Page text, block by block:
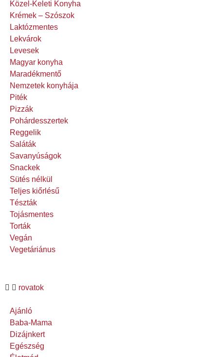
Közel-Keleti Konyha
Krémek – Szószok
Laktózmentes
Lekvárok
Levesek
Magyar konyha
Maradékmentő
Nemzetek konyhája
Piték
Pizzák
Pohárdesszertek
Reggelik
Saláták
Savanyúságok
Snackek
Sütés nélkül
Teljes kiőrlésű
Tészták
Tojásmentes
Torták
Vegán
Vegetáriánus
rovatok
Ajánló
Baba-Mama
Dizájnkert
Egészség